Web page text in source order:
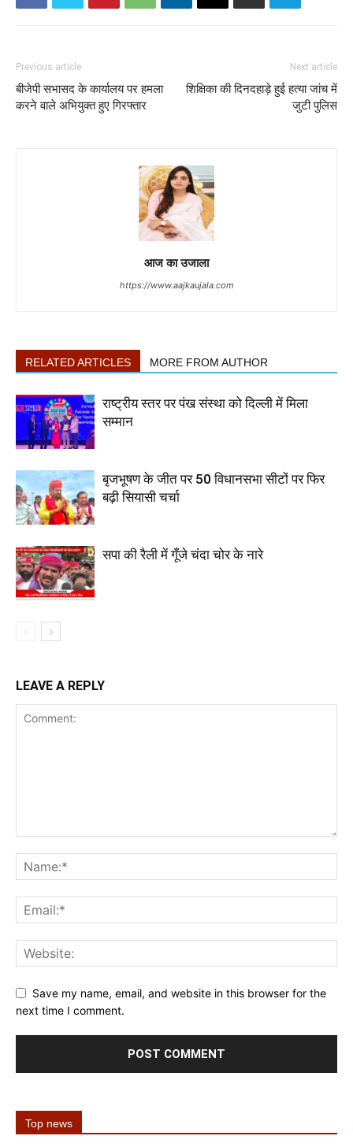
Previous article
बीजेपी सभासद के कार्यालय पर हमला
करने वाले अभियुक्त हुए गिरफ्तार
Next article
शिक्षिका की दिनदहाड़े हुई हत्या जांच में
जुटी पुलिस
आज का उजाला
https://www.aajkaujala.com
RELATED ARTICLES MORE FROM AUTHOR
राष्ट्रीय स्तर पर पंख संस्था को दिल्ली में मिला
सम्मान
बृजभूषण के जीत पर 50 विधानसभा सीटों पर फिर
बढ़ी सियासी चर्चा
सपा की रैली में गूँजे चंदा चोर के नारे
LEAVE A REPLY
Save my name, email, and website in this browser for the
next time I comment.
Top news